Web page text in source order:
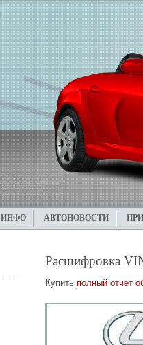
ИНФО АВТОНОВОСТИ
Расшифровка
Купить полный отчет